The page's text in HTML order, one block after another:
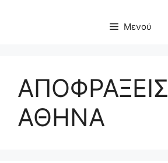
Μενού
ΑΠΟΦΡΑΞΕΙΣ
ΑΘΗΝΑ